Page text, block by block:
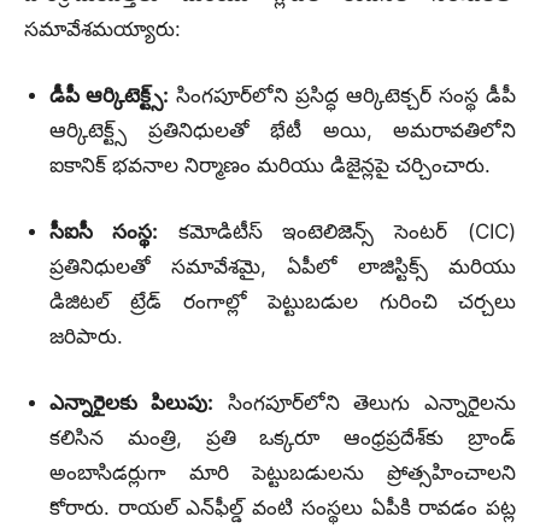
సమావేశమయ్యారు:
డీపీ ఆర్కిటెక్ట్స్: సింగపూర్‌లోని ప్రసిద్ధ ఆర్కిటెక్చర్ సంస్థ డీపీ
ఆర్కిటెక్ట్స్ ప్రతినిధులతో భేటీ అయి, అమరావతిలోని
ఐకానిక్ భవనాల నిర్మాణం మరియు డిజైన్లపై చర్చించారు.
సీఐసీ సంస్థ: కమోడిటీస్ ఇంటెలిజెన్స్ సెంటర్ (CIC)
ప్రతినిధులతో సమావేశమై, ఏపీలో లాజిస్టిక్స్ మరియు
డిజిటల్ ట్రేడ్ రంగాల్లో పెట్టుబడుల గురించి చర్చలు
జరిపారు.
ఎన్నారైలకు పిలుపు: సింగపూర్‌లోని తెలుగు ఎన్నారైలను
కలిసిన మంత్రి, ప్రతి ఒక్కరూ ఆంధ్రప్రదేశ్‌కు బ్రాండ్
అంబాసిడర్లుగా మారి పెట్టుబడులను ప్రోత్సహించాలని
కోరారు. రాయల్ ఎన్‌ఫీల్డ్ వంటి సంస్థలు ఏపీకి రావడం పట్ల